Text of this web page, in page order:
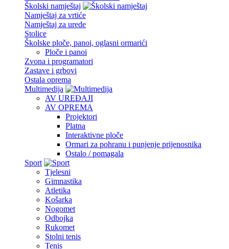
Školski namještaj
Namještaj za vrtiće
Namještaj za urede
Stolice
Školske ploče, panoi, oglasni ormarići
Ploče i panoi
Zvona i programatori
Zastave i grbovi
Ostala oprema
Multimedija
AV UREĐAJI
AV OPREMA
Projektori
Platna
Interaktivne ploče
Ormari za pohranu i punjenje prijenosnika
Ostalo / pomagala
Sport
Tjelesni
Gimnastika
Atletika
Košarka
Nogomet
Odbojka
Rukomet
Stolni tenis
Tenis